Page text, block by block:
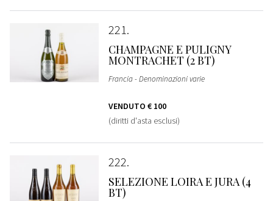
221
CHAMPAGNE E PULIGNY
MONTRACHET (2 BT)
Francia - Denominazioni varie
VENDUTO € 100
(diritti d'asta esclusi)
222
SELEZIONE LOIRA E JURA (4
BT)